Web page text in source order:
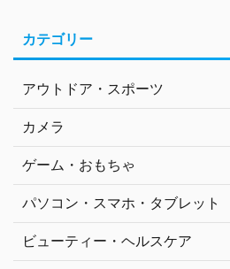
カテゴリー
アウトドア・スポーツ
カメラ
ゲーム・おもちゃ
パソコン・スマホ・タブレット
ビューティー・ヘルスケア